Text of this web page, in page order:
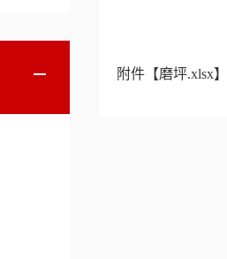
附件【磨坪.xlsx】